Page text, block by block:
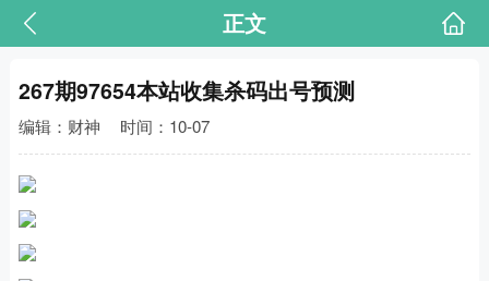
正文
267期97654本站收集杀码出号预测
编辑：财神 时间：10-07